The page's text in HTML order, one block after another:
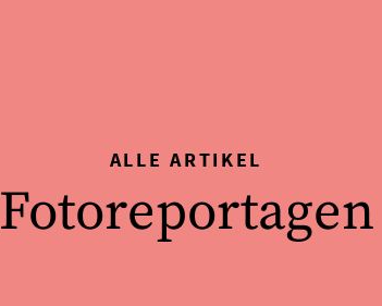
ALLE ARTIKEL
Fotoreportagen